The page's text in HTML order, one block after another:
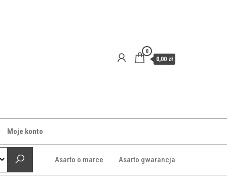
0
0,00 zł
Moje konto
Asarto o marce Asarto gwarancja